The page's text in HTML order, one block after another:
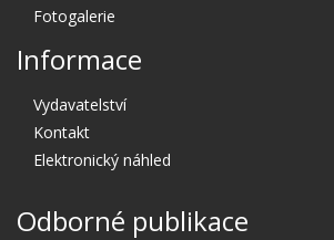
Fotogalerie
Informace
Vydavatelství
Kontakt
Elektronický náhled
Odborné publikace